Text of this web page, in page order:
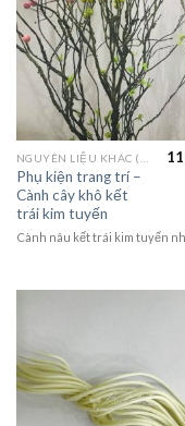
Phụ kiện trang trí –
Cành cây khô kết
trái kim tuyến
Cành nâu kết trái kim tuyến